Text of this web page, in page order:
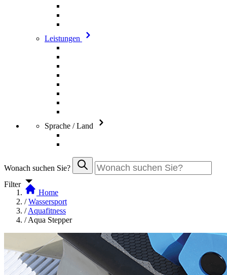
Leistungen
Sprache / Land
Wonach suchen Sie?
Filter
Home
/ Wassersport
/ Aquafitness
/ Aqua Stepper